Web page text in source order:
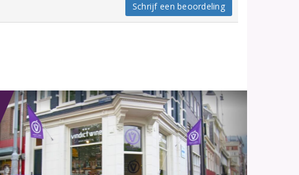
Schrijf een beoordeling